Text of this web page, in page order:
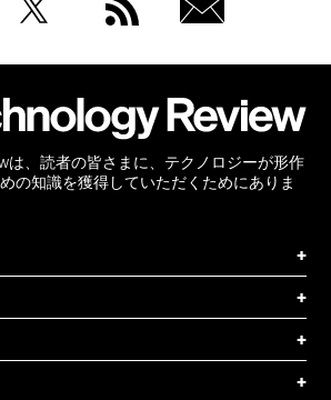
は、読者の皆さまに、テクノロジーが形作
の知識を獲得していただくためにありま
+
+
+
+